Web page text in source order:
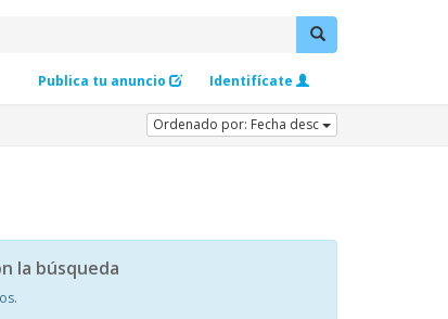
Publica tu anuncio Identifícate
Ordenado por: Fecha desc
la búsqueda